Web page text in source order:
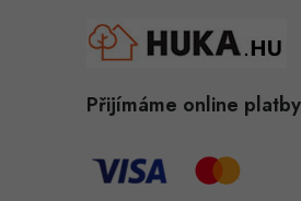
Přijímáme online platby